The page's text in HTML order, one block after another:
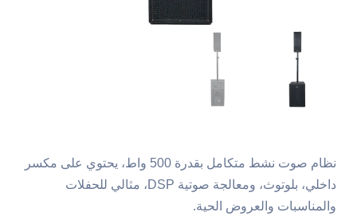
نظام صوت نشط متكامل بقدرة 500 واط، يحتوي على مكسر
داخلي، بلوتوث، ومعالجة صوتية DSP، مثالي للحفلات
والمناسبات والعروض الحية.